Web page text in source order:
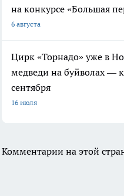
на конкурсе «Большая
6 августа
Цирк «Торнадо» уже в
медведи на буйволах —
сентября
16 июля
Комментарии на этой